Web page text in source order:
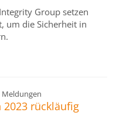
Group setzen
um die Sicherheit in
Meldungen
2023 rückläufig